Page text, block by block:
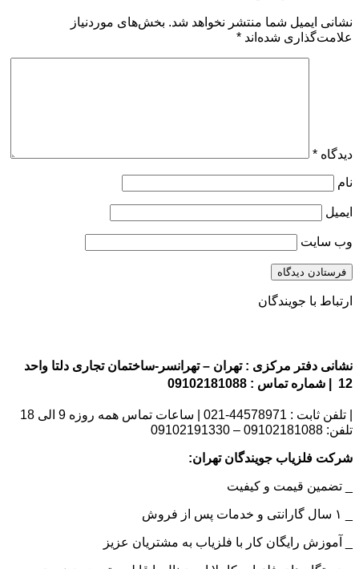
نشانی ایمیل شما منتشر نخواهد شد. بخش‌های موردنیاز
علامت‌گذاری شده‌اند *
دیدگاه *
نام
ایمیل
وب‌ سایت
ارتباط با جویندگان
نشانی دفتر مرکزی : تهران – تهرانسر-ساختمان تجاری دلتا واحد
12 | شماره تماس : 09102181088
| تلفن ثابت : 44578971-021 | ساعات تماس همه روزه 9 الی 18
تلفن: 09102181088 – 09102191330
شرکت فلزیاب جویندگان تهران:
_ تضمین قیمت و کیفیت
_ آموزش رایگان کار با فلزیاب به مشتریان عزیز